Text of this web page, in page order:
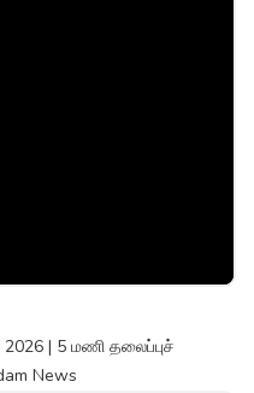
2026 | 5 மணி தலைப்புச்
News